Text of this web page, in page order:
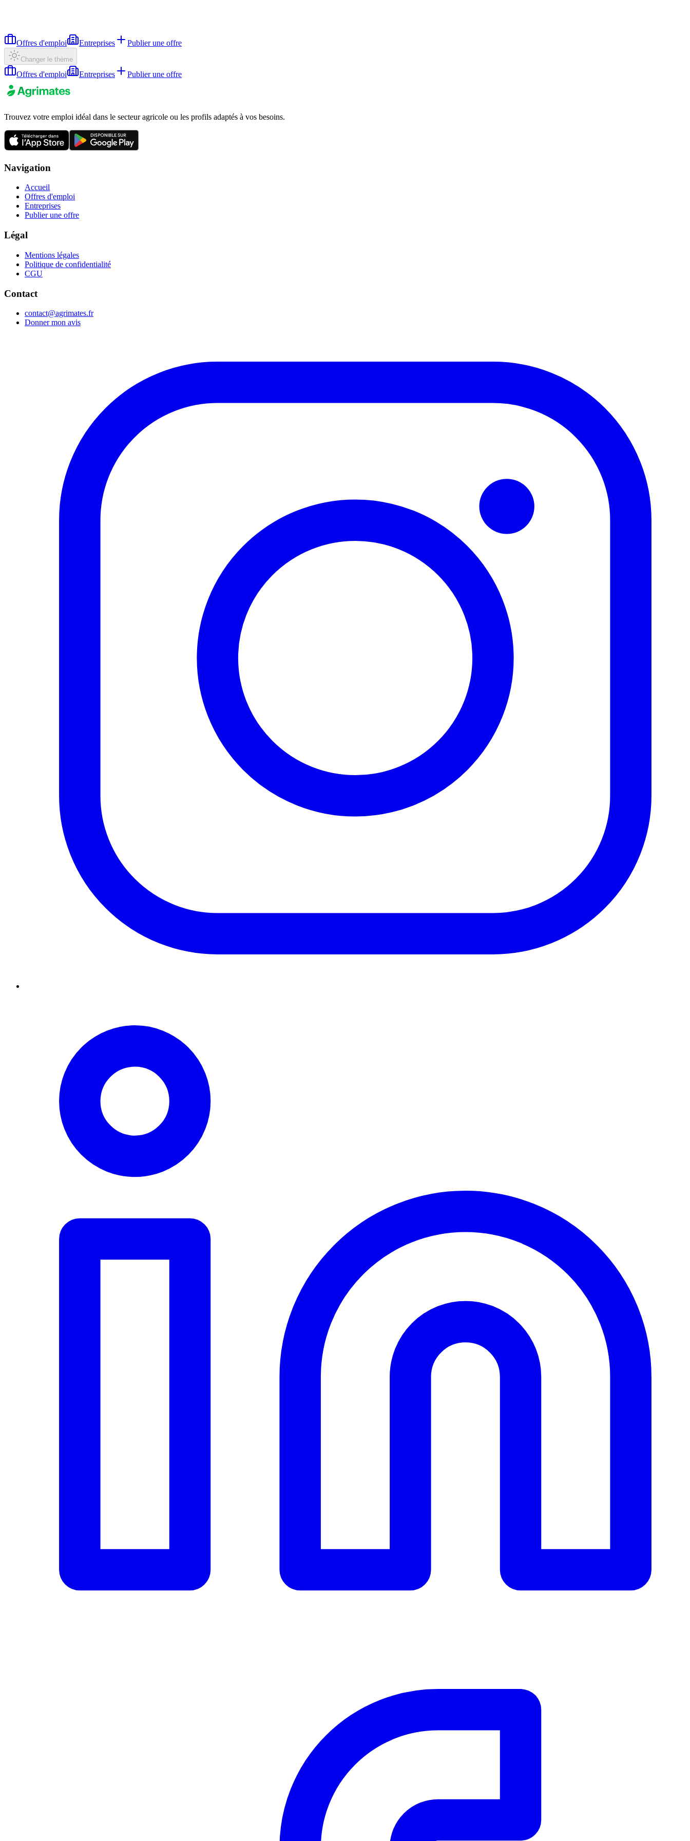
Offres d'emploi Entreprises Publier une offre
Changer le thème
Offres d'emploi Entreprises Publier une offre
Trouvez votre emploi idéal dans le secteur agricole ou les profils adaptés à vos besoins.
Navigation
Accueil
Offres d'emploi
Entreprises
Publier une offre
Légal
Mentions légales
Politique de confidentialité
CGU
Contact
contact@agrimates.fr
Donner mon avis